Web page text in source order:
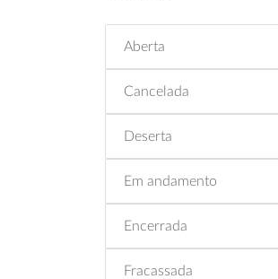
Aberta
Cancelada
Deserta
Em andamento
Encerrada
Fracassada